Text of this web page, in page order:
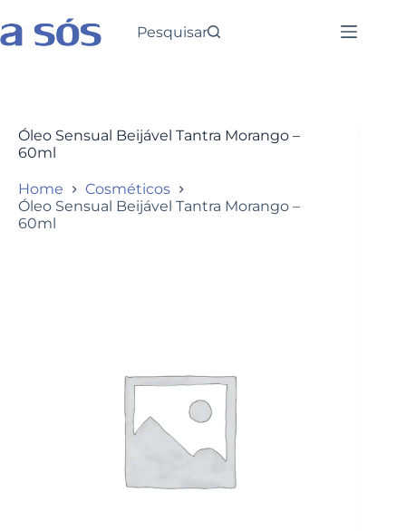
Pesquisar
Óleo Sensual Beijável Tantra Morango –
60ml
Home
Cosméticos
Óleo Sensual Beijável Tantra Morango –
60ml